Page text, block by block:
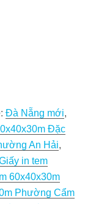
Đà Nẵng mới,
Đặc
An Hải,
in tem
60x40x30m
Phường Cẩm